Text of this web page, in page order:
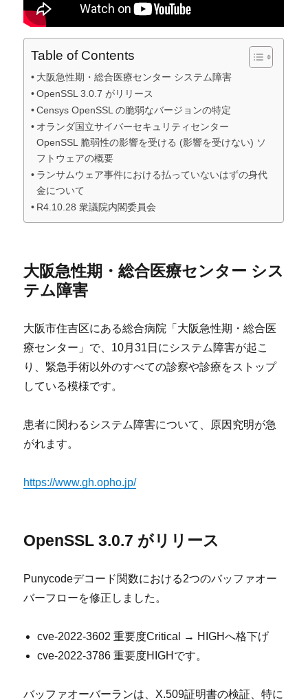
Table of Contents
大阪急性期・総合医療センター システム障害
OpenSSL 3.0.7 がリリース
Censys OpenSSL の脆弱なバージョンの特定
オランダ国立サイバーセキュリティセンター
OpenSSL 脆弱性の影響を受ける (影響を受けない) ソ
フトウェアの概要
ランサムウェア事件における払っていないはずの身代
金について
R4.10.28 衆議院内閣委員会
大阪急性期・総合医療センター シス
テム障害
大阪市住吉区にある総合病院「大阪急性期・総合医
療センター」で、10月31日にシステム障害が起こ
り、緊急手術以外のすべての診察や診療をストップ
している模様です。
患者に関わるシステム障害について、原因究明が急
がれます。
https://www.gh.opho.jp/
OpenSSL 3.0.7 がリリース
Punycodeデコード関数における2つのバッファオー
バーフローを修正しました。
cve-2022-3602 重要度Critical → HIGHへ格下げ
cve-2022-3786 重要度HIGHです。
バッファオーバーランは、X.509証明書の検証、特に